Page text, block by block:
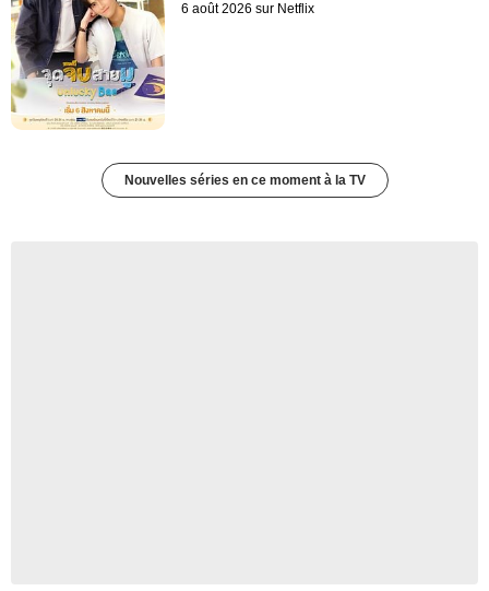
6 août 2026 sur Netflix
Nouvelles séries en ce moment à la TV